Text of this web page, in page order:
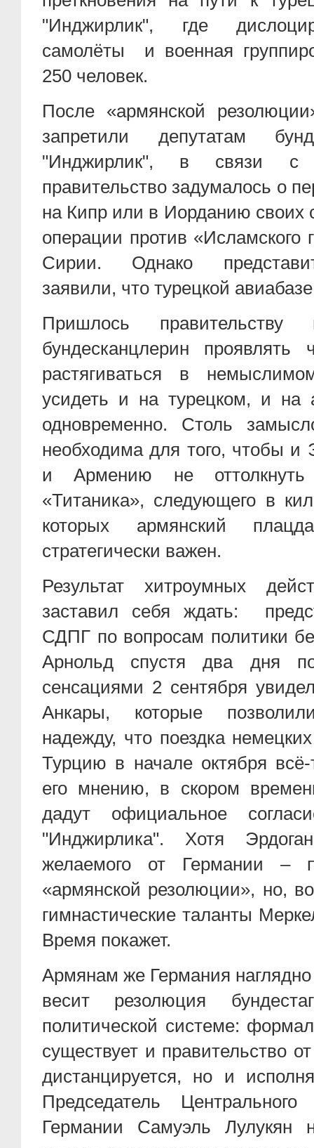
"Инджирлик", где
самолёты и военная
250 человек.
После «армянской
запретили депутатам
"Инджирлик", в связи с
правительство задумалось о
на Кипр или в Иорданию своих
операции против «Исламского
Сирии. Однако
заявили, что турецкой
Пришлось
бундесканцлерин проявлять
растягиваться в
усидеть и на турецком, и на
одновременно. Столь
необходима для того, чтобы и
и Армению не оттолкнуть
«Титаника», следующего в
которых армянский
стратегически важен.
Результат хитроумных
заставил себя ждать:
СДПГ по вопросам политики
Арнольд спустя два дня
сенсациями 2 сентября
Анкары, которые
надежду, что поездка
Турцию в начале октября всё-
его мнению, в скором
дадут официальное
"Инджирлика". Хотя
желаемого от Германии –
«армянской резолюции», но,
гимнастические таланты
Время покажет.
Армянам же Германия
весит резолюция
политической системе:
существует и правительство
дистанцируется, но и
Председатель
Германии Самуэль Лулукян